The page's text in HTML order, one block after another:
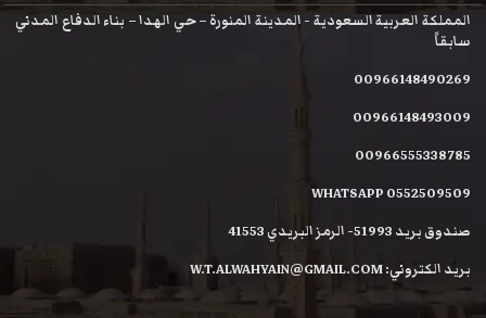
المملكة العربية السعودية - المدينة المنورة – حي الهدا – بناء الدفاع المدني
سابقاً
00966148490269
00966148493009
00966555338785
WHATSAPP 0552509509
صندوق بريد 51993- الرمز البريدي 41553
بريد الكتروني: W.T.ALWAHYAIN@GMAIL.COM